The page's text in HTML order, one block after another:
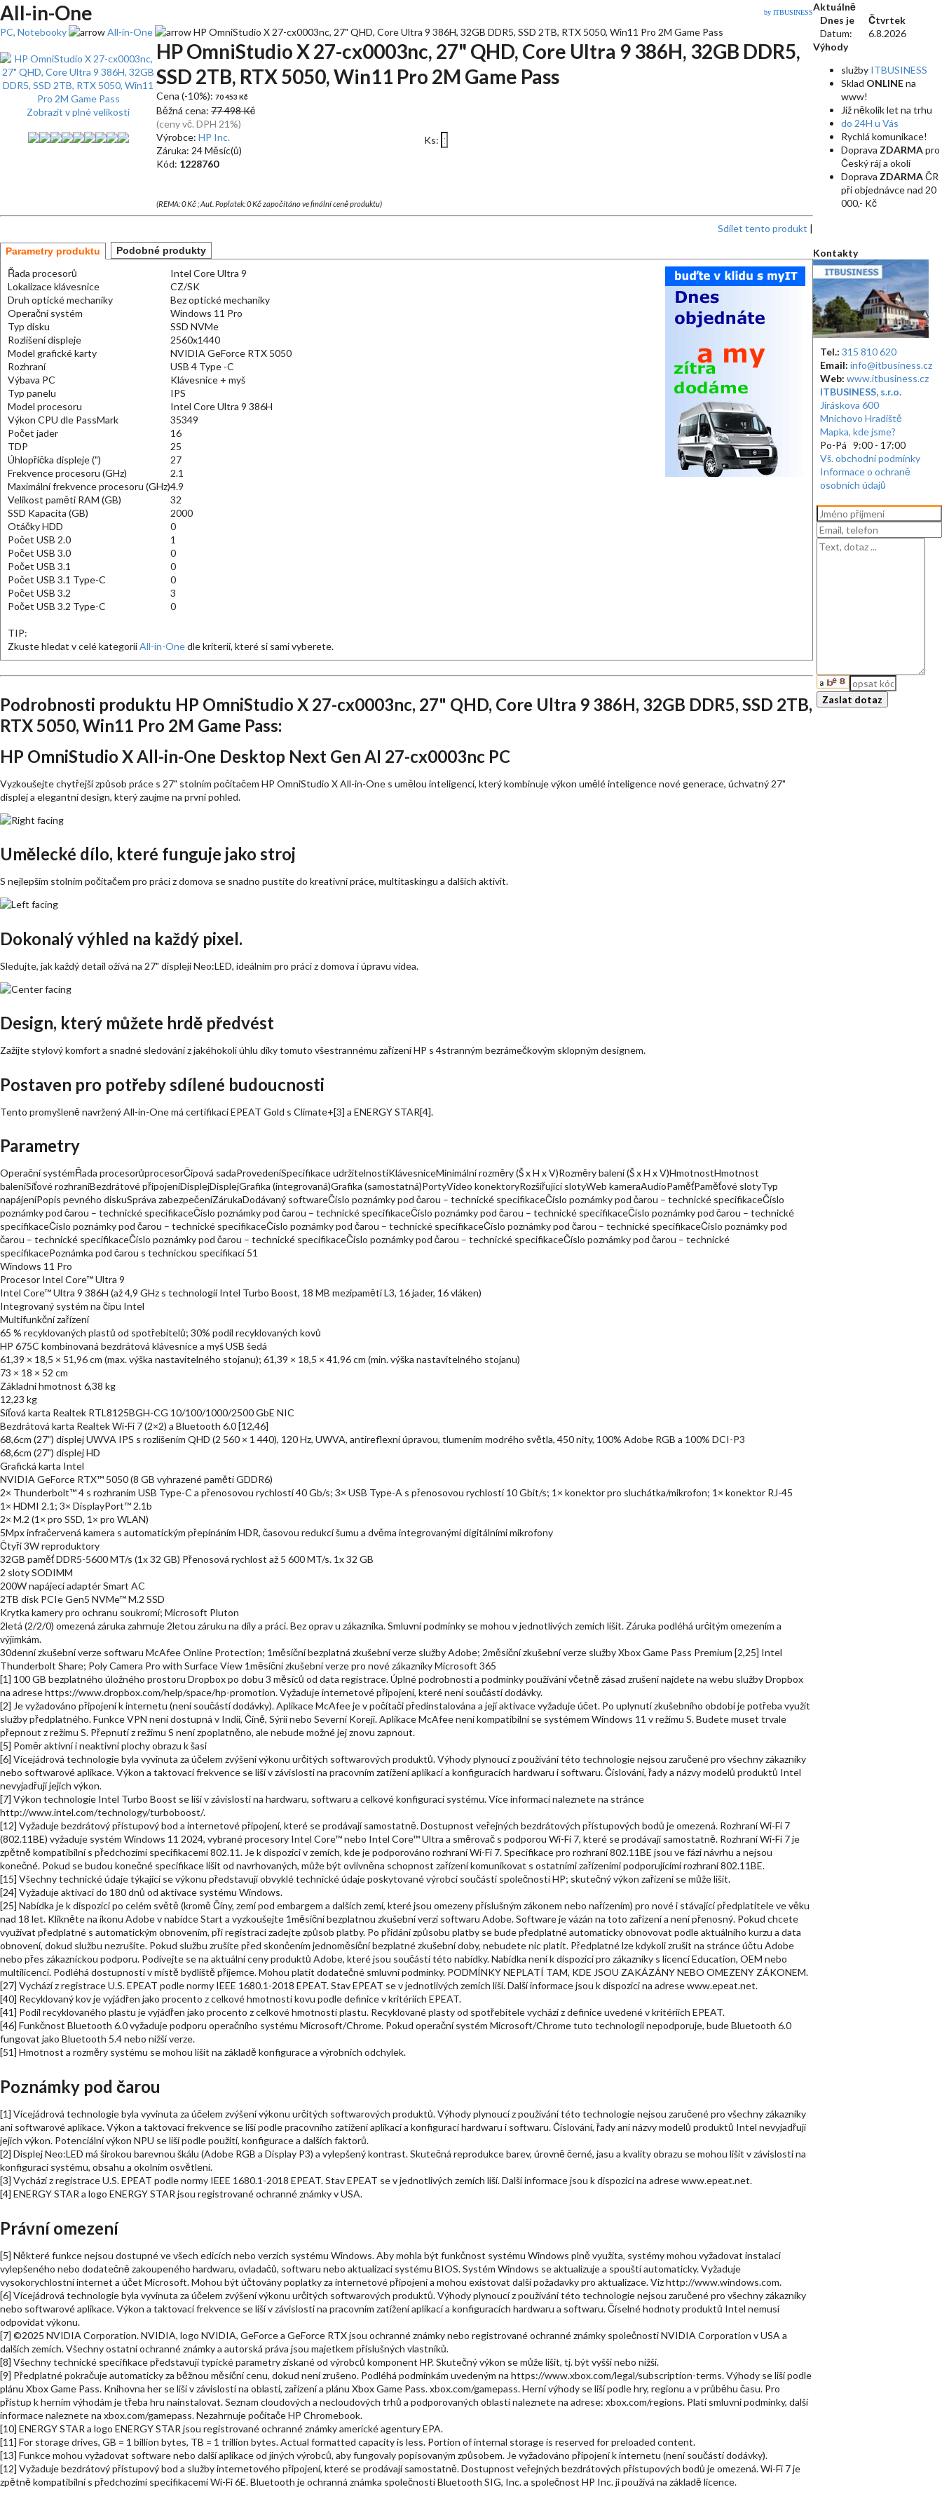
All-in-One by ITBUSINESS
PC, Notebooky All-in-One HP OmniStudio X 27-cx0003nc, 27" QHD, Core Ultra 9 386H, 32GB DDR5, SSD 2TB, RTX 5050, Win11 Pro 2M Game Pass
Zobrazit v plné velikosti
HP OmniStudio X 27-cx0003nc, 27" QHD, Core Ultra 9 386H, 32GB DDR5,
SSD 2TB, RTX 5050, Win11 Pro 2M Game Pass
Cena (-10%): 70 453 Kč
Běžná cena: 77 498 Kč
(ceny vč. DPH 21%)
Ks:
Výrobce: HP Inc.
Záruka: 24 Měsíc(ů)
Kód: 1228760
(REMA: 0 Kč ; Aut. Poplatek: 0 Kč započítáno ve finální ceně produktu)
Sdílet tento produkt |
Parametry produktu Podobné produkty
Řada procesorů
Intel Core Ultra 9
Lokalizace klávesnice
CZ/SK
Druh optické mechaniky
Bez optické mechaniky
Operační systém
Windows 11 Pro
Typ disku
SSD NVMe
Rozlišení displeje
2560x1440
Model grafické karty
NVIDIA GeForce RTX 5050
Rozhraní
USB 4 Type -C
Výbava PC
Klávesnice + myš
Typ panelu
IPS
Model procesoru
Intel Core Ultra 9 386H
Výkon CPU dle PassMark
35349
Počet jader
16
TDP
25
Úhlopříčka displeje (")
27
Frekvence procesoru (GHz)
2.1
Maximální frekvence procesoru (GHz)4.9
Velikost paměti RAM (GB)
32
SSD Kapacita (GB)
2000
Otáčky HDD
0
Počet USB 2.0
1
Počet USB 3.0
0
Počet USB 3.1
0
Počet USB 3.1 Type-C
0
Počet USB 3.2
3
Počet USB 3.2 Type-C
0
TIP:
Zkuste hledat v celé kategoriiAll-in-Onedle kriterií, které si sami vyberete.
Podrobnosti produktu HP OmniStudio X 27-cx0003nc, 27" QHD, Core Ultra 9 386H, 32GB DDR5, SSD 2TB,
RTX 5050, Win11 Pro 2M Game Pass:
HP OmniStudio X All-in-One Desktop Next Gen AI 27-cx0003nc PC
Vyzkoušejte chytřejší způsob práce s 27" stolním počítačem HP OmniStudio X All-in-One s umělou inteligencí, který kombinuje výkon umělé inteligence nové generace, úchvatný 27"
displej a elegantní design, který zaujme na první pohled.
Umělecké dílo, které funguje jako stroj
S nejlepším stolním počítačem pro práci z domova se snadno pustíte do kreativní práce, multitaskingu a dalších aktivit.
Dokonalý výhled na každý pixel.
Sledujte, jak každý detail ožívá na 27" displeji Neo:LED, ideálním pro práci z domova i úpravu videa.
Design, který můžete hrdě předvést
Zažijte stylový komfort a snadné sledování z jakéhokoli úhlu díky tomuto všestrannému zařízení HP s 4stranným bezrámečkovým sklopným designem.
Postaven pro potřeby sdílené budoucnosti
Tento promyšleně navržený All-in-One má certifikaci EPEAT Gold s Climate+[3] a ENERGY STAR[4].
Parametry
Operační systémŘada procesorůprocesorČipová sadaProvedeníSpecifikace udržitelnostiKlávesniceMinimální rozměry (Š x H x V)Rozměry balení (Š x H x V)HmotnostHmotnost
baleníSíťové rozhraníBezdrátové připojeníDisplejDisplejGrafika (integrovaná)Grafika (samostatná)PortyVideo konektoryRozšiřující slotyWeb kameraAudioPaměťPaměťové slotyTyp
napájeníPopis pevného diskuSpráva zabezpečeníZárukaDodávaný softwareČíslo poznámky pod čarou – technické specifikaceČíslo poznámky pod čarou – technické specifikaceČíslo
poznámky pod čarou – technické specifikaceČíslo poznámky pod čarou – technické specifikaceČíslo poznámky pod čarou – technické specifikaceČíslo poznámky pod čarou – technické
specifikaceČíslo poznámky pod čarou – technické specifikaceČíslo poznámky pod čarou – technické specifikaceČíslo poznámky pod čarou – technické specifikaceČíslo poznámky pod
čarou – technické specifikaceČíslo poznámky pod čarou – technické specifikaceČíslo poznámky pod čarou – technické specifikaceČíslo poznámky pod čarou – technické
specifikacePoznámka pod čarou s technickou specifikací 51
Windows 11 Pro
Procesor Intel Core™ Ultra 9
Intel Core™ Ultra 9 386H (až 4,9 GHz s technologií Intel Turbo Boost, 18 MB mezipaměti L3, 16 jader, 16 vláken)
Integrovaný systém na čipu Intel
Multifunkční zařízení
65 % recyklovaných plastů od spotřebitelů; 30% podíl recyklovaných kovů
HP 675C kombinovaná bezdrátová klávesnice a myš USB šedá
61,39 × 18,5 × 51,96 cm (max. výška nastavitelného stojanu); 61,39 × 18,5 × 41,96 cm (min. výška nastavitelného stojanu)
73 × 18 × 52 cm
Základní hmotnost 6,38 kg
12,23 kg
Síťová karta Realtek RTL8125BGH-CG 10/100/1000/2500 GbE NIC
Bezdrátová karta Realtek Wi-Fi 7 (2×2) a Bluetooth 6.0 [12,46]
68,6cm (27”) displej UWVA IPS s rozlišením QHD (2 560 × 1 440), 120 Hz, UWVA, antireflexní úpravou, tlumením modrého světla, 450 nity, 100% Adobe RGB a 100% DCI-P3
68,6cm (27") displej HD
Grafická karta Intel
NVIDIA GeForce RTX™ 5050 (8 GB vyhrazené paměti GDDR6)
2× Thunderbolt™ 4 s rozhraním USB Type-C a přenosovou rychlostí 40 Gb/s; 3× USB Type-A s přenosovou rychlostí 10 Gbit/s; 1× konektor pro sluchátka/mikrofon; 1× konektor RJ-45
1× HDMI 2.1; 3× DisplayPort™ 2.1b
2× M.2 (1× pro SSD, 1× pro WLAN)
5Mpx infračervená kamera s automatickým přepínáním HDR, časovou redukcí šumu a dvěma integrovanými digitálními mikrofony
Čtyři 3W reproduktory
32GB paměť DDR5-5600 MT/s (1x 32 GB) Přenosová rychlost až 5 600 MT/s. 1x 32 GB
2 sloty SODIMM
200W napájecí adaptér Smart AC
2TB disk PCIe Gen5 NVMe™ M.2 SSD
Krytka kamery pro ochranu soukromí; Microsoft Pluton
2letá (2/2/0) omezená záruka zahrnuje 2letou záruku na díly a práci. Bez oprav u zákazníka. Smluvní podmínky se mohou v jednotlivých zemích lišit. Záruka podléhá určitým omezením a
výjimkám.
30denní zkušební verze softwaru McAfee Online Protection; 1měsíční bezplatná zkušební verze služby Adobe; 2měsíční zkušební verze služby Xbox Game Pass Premium [2,25] Intel
Thunderbolt Share; Poly Camera Pro with Surface View 1měsíční zkušební verze pro nové zákazníky Microsoft 365
[1] 100 GB bezplatného úložného prostoru Dropbox po dobu 3 měsíců od data registrace. Úplné podrobnosti a podmínky používání včetně zásad zrušení najdete na webu služby Dropbox
na adrese https://www.dropbox.com/help/space/hp-promotion. Vyžaduje internetové připojení, které není součástí dodávky.
[2] Je vyžadováno připojení k internetu (není součástí dodávky). Aplikace McAfee je v počítači předinstalována a její aktivace vyžaduje účet. Po uplynutí zkušebního období je potřeba využít
služby předplatného. Funkce VPN není dostupná v Indii, Číně, Sýrii nebo Severní Koreji. Aplikace McAfee není kompatibilní se systémem Windows 11 v režimu S. Budete muset trvale
přepnout z režimu S. Přepnutí z režimu S není zpoplatněno, ale nebude možné jej znovu zapnout.
[5] Poměr aktivní i neaktivní plochy obrazu k šasi
[6] Vícejádrová technologie byla vyvinuta za účelem zvýšení výkonu určitých softwarových produktů. Výhody plynoucí z používání této technologie nejsou zaručené pro všechny zákazníky
nebo softwarové aplikace. Výkon a taktovací frekvence se liší v závislosti na pracovním zatížení aplikací a konfiguracích hardwaru i softwaru. Číslování, řady a názvy modelů produktů Intel
nevyjadřují jejich výkon.
[7] Výkon technologie Intel Turbo Boost se liší v závislosti na hardwaru, softwaru a celkové konfiguraci systému. Více informací naleznete na stránce
http://www.intel.com/technology/turboboost/.
[12] Vyžaduje bezdrátový přístupový bod a internetové připojení, které se prodávají samostatně. Dostupnost veřejných bezdrátových přístupových bodů je omezená. Rozhraní Wi-Fi 7
(802.11BE) vyžaduje systém Windows 11 2024, vybrané procesory Intel Core™ nebo Intel Core™ Ultra a směrovač s podporou Wi-Fi 7, které se prodávají samostatně. Rozhraní Wi-Fi 7 je
zpětně kompatibilní s předchozími specifikacemi 802.11. Je k dispozici v zemích, kde je podporováno rozhraní Wi-Fi 7. Specifikace pro rozhraní 802.11BE jsou ve fázi návrhu a nejsou
konečné. Pokud se budou konečné specifikace lišit od navrhovaných, může být ovlivněna schopnost zařízení komunikovat s ostatními zařízeními podporujícími rozhraní 802.11BE.
[15] Všechny technické údaje týkající se výkonu představují obvyklé technické údaje poskytované výrobci součástí společnosti HP; skutečný výkon zařízení se může lišit.
[24] Vyžaduje aktivaci do 180 dnů od aktivace systému Windows.
[25] Nabídka je k dispozici po celém světě (kromě Číny, zemí pod embargem a dalších zemí, které jsou omezeny příslušným zákonem nebo nařízením) pro nové i stávající předplatitele ve věku
nad 18 let. Klikněte na ikonu Adobe v nabídce Start a vyzkoušejte 1měsíční bezplatnou zkušební verzi softwaru Adobe. Software je vázán na toto zařízení a není přenosný. Pokud chcete
využívat předplatné s automatickým obnovením, při registraci zadejte způsob platby. Po přidání způsobu platby se bude předplatné automaticky obnovovat podle aktuálního kurzu a data
obnovení, dokud službu nezrušíte. Pokud službu zrušíte před skončením jednoměsíční bezplatné zkušební doby, nebudete nic platit. Předplatné lze kdykoli zrušit na stránce účtu Adobe
nebo přes zákaznickou podporu. Podívejte se na aktuální ceny produktů Adobe, které jsou součástí této nabídky. Nabídka není k dispozici pro zákazníky s licencí Education, OEM nebo
multilicencí. Podléhá dostupnosti v místě bydliště příjemce. Mohou platit dodatečné smluvní podmínky. PODMÍNKY NEPLATÍ TAM, KDE JSOU ZAKÁZÁNY NEBO OMEZENY ZÁKONEM.
[27] Vychází z registrace U.S. EPEAT podle normy IEEE 1680.1-2018 EPEAT. Stav EPEAT se v jednotlivých zemích liší. Další informace jsou k dispozici na adrese www.epeat.net.
[40] Recyklovaný kov je vyjádřen jako procento z celkové hmotnosti kovu podle definice v kritériích EPEAT.
[41] Podíl recyklovaného plastu je vyjádřen jako procento z celkové hmotnosti plastu. Recyklované plasty od spotřebitele vychází z definice uvedené v kritériích EPEAT.
[46] Funkčnost Bluetooth 6.0 vyžaduje podporu operačního systému Microsoft/Chrome. Pokud operační systém Microsoft/Chrome tuto technologii nepodporuje, bude Bluetooth 6.0
fungovat jako Bluetooth 5.4 nebo nižší verze.
[51] Hmotnost a rozměry systému se mohou lišit na základě konfigurace a výrobních odchylek.
Poznámky pod čarou
[1] Vícejádrová technologie byla vyvinuta za účelem zvýšení výkonu určitých softwarových produktů. Výhody plynoucí z používání této technologie nejsou zaručené pro všechny zákazníky
ani softwarové aplikace. Výkon a taktovací frekvence se liší podle pracovního zatížení aplikací a konfigurací hardwaru i softwaru. Číslování, řady ani názvy modelů produktů Intel nevyjadřují
jejich výkon. Potenciální výkon NPU se liší podle použití, konfigurace a dalších faktorů.
[2] Displej Neo:LED má širokou barevnou škálu (Adobe RGB a Display P3) a vylepšený kontrast. Skutečná reprodukce barev, úrovně černé, jasu a kvality obrazu se mohou lišit v závislosti na
konfiguraci systému, obsahu a okolním osvětlení.
[3] Vychází z registrace U.S. EPEAT podle normy IEEE 1680.1-2018 EPEAT. Stav EPEAT se v jednotlivých zemích liší. Další informace jsou k dispozici na adrese www.epeat.net.
[4] ENERGY STAR a logo ENERGY STAR jsou registrované ochranné známky v USA.
Právní omezení
[5] Některé funkce nejsou dostupné ve všech edicích nebo verzích systému Windows. Aby mohla být funkčnost systému Windows plně využita, systémy mohou vyžadovat instalaci
vylepšeného nebo dodatečně zakoupeného hardwaru, ovladačů, softwaru nebo aktualizaci systému BIOS. Systém Windows se aktualizuje a spouští automaticky. Vyžaduje
vysokorychlostní internet a účet Microsoft. Mohou být účtovány poplatky za internetové připojení a mohou existovat další požadavky pro aktualizace. Viz http://www.windows.com.
[6] Vícejádrová technologie byla vyvinuta za účelem zvýšení výkonu určitých softwarových produktů. Výhody plynoucí z používání této technologie nejsou zaručené pro všechny zákazníky
nebo softwarové aplikace. Výkon a taktovací frekvence se liší v závislosti na pracovním zatížení aplikací a konfiguracích hardwaru a softwaru. Číselné hodnoty produktů Intel nemusí
odpovídat výkonu.
[7] ©2025 NVIDIA Corporation. NVIDIA, logo NVIDIA, GeForce a GeForce RTX jsou ochranné známky nebo registrované ochranné známky společnosti NVIDIA Corporation v USA a
dalších zemích. Všechny ostatní ochranné známky a autorská práva jsou majetkem příslušných vlastníků.
[8] Všechny technické specifikace představují typické parametry získané od výrobců komponent HP. Skutečný výkon se může lišit, tj. být vyšší nebo nižší.
[9] Předplatné pokračuje automaticky za běžnou měsíční cenu, dokud není zrušeno. Podléhá podmínkám uvedeným na https://www.xbox.com/legal/subscription-terms. Výhody se liší podle
plánu Xbox Game Pass. Knihovna her se liší v závislosti na oblasti, zařízení a plánu Xbox Game Pass. xbox.com/gamepass. Herní výhody se liší podle hry, regionu a v průběhu času. Pro
přístup k herním výhodám je třeba hru nainstalovat. Seznam cloudových a necloudových trhů a podporovaných oblastí naleznete na adrese: xbox.com/regions. Platí smluvní podmínky, další
informace naleznete na xbox.com/gamepass. Nezahrnuje počítače HP Chromebook.
[10] ENERGY STAR a logo ENERGY STAR jsou registrované ochranné známky americké agentury EPA.
[11] For storage drives, GB = 1 billion bytes, TB = 1 trillion bytes. Actual formatted capacity is less. Portion of internal storage is reserved for preloaded content.
[13] Funkce mohou vyžadovat software nebo další aplikace od jiných výrobců, aby fungovaly popisovaným způsobem. Je vyžadováno připojení k internetu (není součástí dodávky).
[12] Vyžaduje bezdrátový přístupový bod a služby internetového připojení, které se prodávají samostatně. Dostupnost veřejných bezdrátových přístupových bodů je omezená. Wi-Fi 7 je
zpětně kompatibilní s předchozími specifikacemi Wi-Fi 6E. Bluetooth je ochranná známka společnosti Bluetooth SIG, Inc. a společnost HP Inc. ji používá na základě licence.
Aktuálně
Dnes je
Čtvrtek
Datum:
6.8.2026
Výhody
služby ITBUSINESS
Sklad ONLINEna
www!
Již několik let na trhu
do 24H u Vás
Rychlá komunikace!
Doprava ZDARMApro
Český ráj a okolí
Doprava ZDARMAČR
při objednávce nad 20
000,- Kč
Kontakty
Tel.: 315 810 620
Email: info@itbusiness.cz
Web: www.itbusiness.cz
ITBUSINESS, s.r.o.
Jiráskova 600
Mnichovo Hradiště
Mapka, kde jsme?
Po-Pá 9:00 - 17:00
Vš. obchodní podmínky
Informace o ochraně
osobních údajů